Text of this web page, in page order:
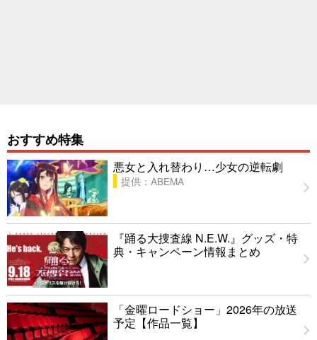
おすすめ特集
悪女と入れ替わり…少女の逆転劇
提供：ABEMA
『踊る大捜査線 N.E.W.』グッズ・特
典・キャンペーン情報まとめ
「金曜ロードショー」2026年の放送
予定【作品一覧】